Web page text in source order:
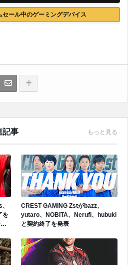
ール中のゲーミングデバイス
記事 もっと見る
を
CREST GAMING Zstがbazz、
yutaro、NOBITA、Nerufi、hubuki
と契約終了を発表